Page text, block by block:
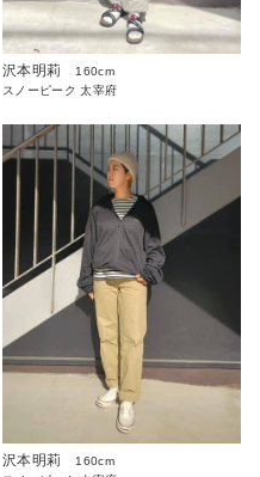
沢本明莉
160cm
スノーピーク 太宰府
沢本明莉
160cm